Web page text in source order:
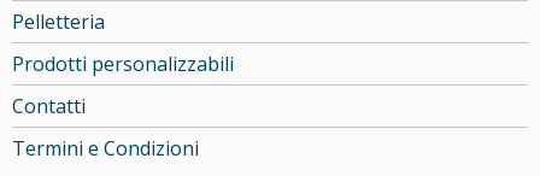
Pelletteria
Prodotti personalizzabili
Contatti
Termini e Condizioni